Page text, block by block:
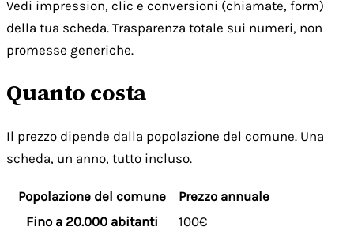
Vedi impression, clic e conversioni (chiamate, form)
della tua scheda. Trasparenza totale sui numeri, non
promesse generiche.
Quanto costa
Il prezzo dipende dalla popolazione del comune. Una
scheda, un anno, tutto incluso.
Popolazione del comune
Prezzo annuale
Fino a 20.000 abitanti
100€